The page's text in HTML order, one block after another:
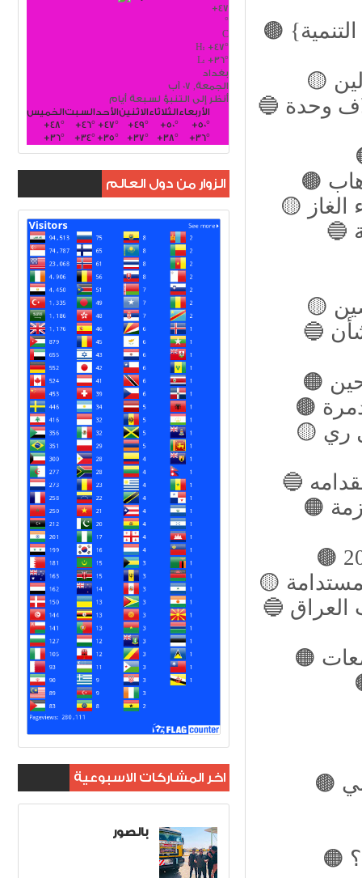
🟤 {طريق التنمية}.. الفرص والتحديات لبناء نظام إقليمي
🔵 واسط: إجازات استثمارية لإنشاء أكثر من 5 آلاف وحدة
🔵 إزالة «السراجي» في البصرة يثير المخاوف بشأن
🟡 زراعة كردستان تشكو استعمال فلاحيها وسائل ري
🟠 قروض الإسكان.. خطوات مهمة للقضاء على أزمة
🔵 المسرح السومري.. صرح فني يحاكي حضارات العراق
+47
°
C
H: +47°
L: +36°
بغداد
الجمعة, 07 آب
أنظر إلى التنبؤ لسبعة أيام
الخميسالسبتالأحدالاثنينالثلاثاءالأربعاء
+48° +46° +47° +49° +50° +50°
+36° +34°+35° +37° +38° +36°
الزوار من دول العالم
اخر المشاركات الاسبوعية
بالصور